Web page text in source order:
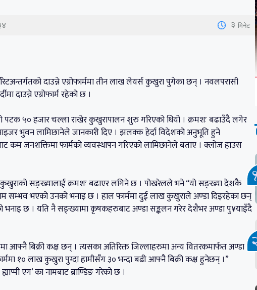
3 मिनेट
दाउन्ने एग्रोफार्ममा तीन लाख लेयर्स कुखुरा पुगेका छन् । नवलपरासी
दाउन्ने एग्रोफार्म रहेको छ ।
पटक ५० हजार चल्ला राखेर कुखुरापालन शुरु गरिएको थियो । क्रमशः बढाउँदै लगेर
भुवन लामिछानेले जानकारी दिए । झलक्क हेर्दा विदेशको अनुभूति हुने
कम जनशक्तिमा फार्मको व्यवस्थापन गरिएको लामिछानेले बताए । क्लोज हाउस
कुखुराको सङ्ख्यालाई क्रमशः बढाएर लगिने छ । पोखरेलले भने “यो सङ्ख्या देशकै
सम्भव भएको उनको भनाइ छ । हाल फार्ममा दुई लाख कुखुराले अण्डा दिइरहेका छन्
छ । यति नै सङ्ख्यामा कृषकहरुबाट अण्डा सङ्कलन गरेर देशैभर अण्डा पु¥याइँदै
आफ्नै बिक्री कक्ष छन् । त्यसका अतिरिक्त जिल्लाहरुमा अन्य वितरकमार्फत अण्डा
१० लाख कुखुरा पुग्दा हामीसँग ३० भन्दा बढी आफ्नै बिक्री कक्ष हुनेछन् ।”
एग’ का नामबाट ब्राण्डिङ गरेको छ ।